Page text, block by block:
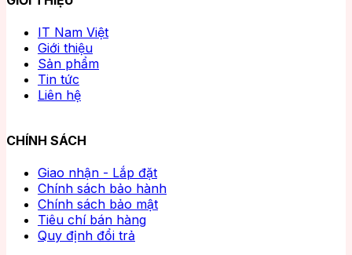
IT Nam Việt
Giới thiệu
Sản phẩm
Tin tức
Liên hệ
CHÍNH SÁCH
Giao nhận - Lắp đặt
Chính sách bảo hành
Chính sách bảo mật
Tiêu chí bán hàng
Quy định đổi trả